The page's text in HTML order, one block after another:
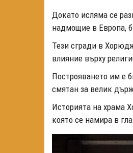
Докато исляма се
надмощие в Европа,
Тези сгради в
влияние върху
Построяването им е
смятан за велик
Историята на храма
която се намира в